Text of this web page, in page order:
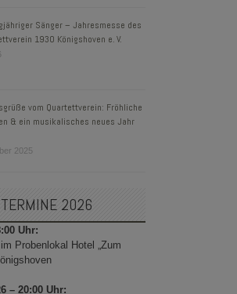
Sänger – Jahresmesse des
1930 Königshoven e. V.
vom Quartettverein: Fröhliche
& ein musikalisches neues Jahr
2025
2026
Uhr:
im Probenlokal Hotel „Zum
– 20:00 Uhr: